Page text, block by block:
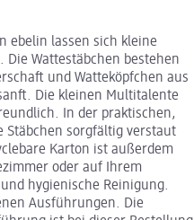
ebelin lassen sich kleine
Wattestäbchen bestehen
und Watteköpfchen aus
Die kleinen Multitalente
In der praktischen,
Stäbchen sorgfältig verstaut
Karton ist außerdem
oder auf Ihrem
hygienische Reinigung.
Ausführungen. Die